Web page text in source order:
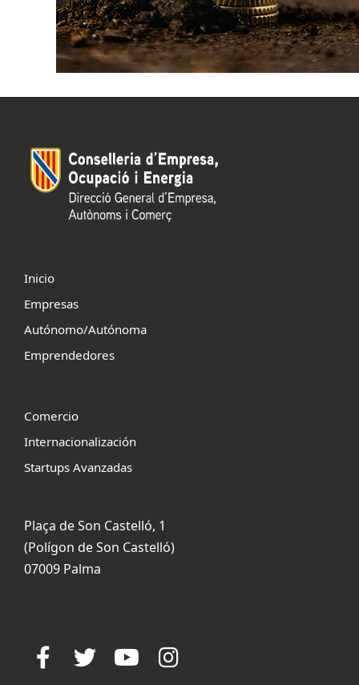
Inicio
Empresas
Autónomo/Autónoma
Emprendedores
Comercio
Internacionalización
Startups Avanzadas
Plaça de Son Castelló, 1
(Polígon de Son Castelló)
07009 Palma